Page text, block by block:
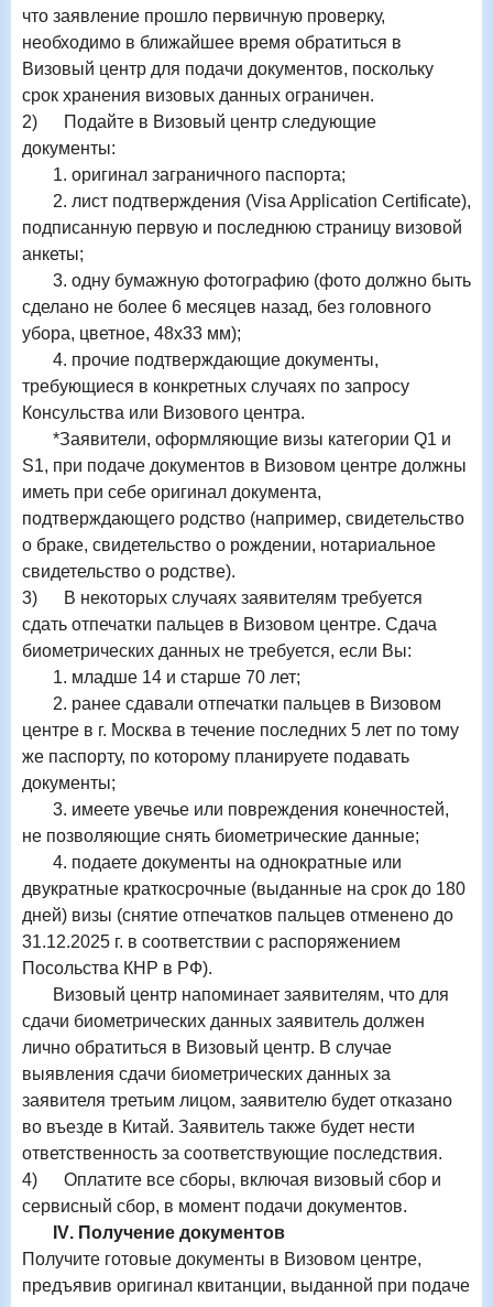
что заявление прошло первичную проверку,
необходимо в ближайшее время обратиться в
Визовый центр для подачи документов, поскольку
срок хранения визовых данных ограничен.
2)
Подайте в Визовый центр следующие
документы:
1. оригинал заграничного паспорта;
2. лист подтверждения (Visa Application Certificate),
подписанную первую и последнюю страницу визовой
анкеты;
3. одну бумажную фотографию (фото должно быть
сделано не более 6 месяцев назад, без головного
убора, цветное, 48х33 мм);
4. прочие подтверждающие документы,
требующиеся в конкретных случаях по запросу
Консульства или Визового центра.
*Заявители, оформляющие визы категории Q1 и
S1, при подаче документов в Визовом центре должны
иметь при себе оригинал документа,
подтверждающего родство (например, свидетельство
о браке, свидетельство о рождении, нотариальное
свидетельство о родстве).
3)
В некоторых случаях заявителям требуется
сдать отпечатки пальцев в Визовом центре. Сдача
биометрических данных не требуется, если Вы:
1. младше 14 и старше 70 лет;
2. ранее сдавали отпечатки пальцев в Визовом
центре в г. Москва в течение последних 5 лет по тому
же паспорту, по которому планируете подавать
документы;
3. имеете увечье или повреждения конечностей,
не позволяющие снять биометрические данные;
4. подаете документы на однократные или
двукратные краткосрочные (выданные на срок до 180
дней) визы (снятие отпечатков пальцев отменено до
31.12.2025 г. в соответствии с распоряжением
Посольства КНР в РФ).
Визовый центр напоминает заявителям, что для
сдачи биометрических данных заявитель должен
лично обратиться в Визовый центр. В случае
выявления сдачи биометрических данных за
заявителя третьим лицом, заявителю будет отказано
во въезде в Китай. Заявитель также будет нести
ответственность за соответствующие последствия.
4)
Оплатите все сборы, включая визовый сбор и
сервисный сбор, в момент подачи документов.
IV. Получение документов
Получите готовые документы в Визовом центре,
предъявив оригинал квитанции, выданной при подаче